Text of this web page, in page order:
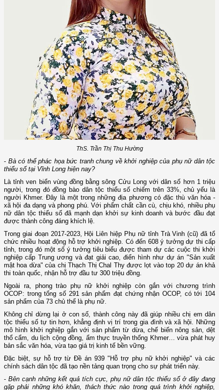
ThS. Trần Thị Thu Hường
- Bà có thể phác họa bức tranh chung về khởi nghiệp của phụ nữ dân tộc
thiểu số tại Vĩnh Long hiện nay?
Là tỉnh ven biển vùng đồng bằng sông Cửu Long với dân số hơn 1 triệu
người, trong đó đồng bào dân tộc thiểu số chiếm trên 33%, chủ yếu là
người Khmer. Đây là một trong những địa phương có đặc thù văn hóa -
xã hội đa dạng và phong phú. Với phẩm chất cần cù, chịu khó, nhiều phụ
nữ dân tộc thiểu số đã mạnh dạn khởi sự kinh doanh và bước đầu đạt
được thành công đáng khích lệ.
Trong giai đoạn 2017-2023, Hội Liên hiệp Phụ nữ tỉnh Trà Vinh (cũ) đã tổ
chức nhiều hoạt động hỗ trợ khởi nghiệp. Có đến 608 ý tưởng dự thi cấp
tỉnh, trong đó một số ý tưởng tiêu biểu được tham dự các cuộc thi khởi
nghiệp cấp Trung ương và đạt giải cao, điển hình như dự án "Sản xuất
mật hoa dừa" của chị Thạch Thị Chal Thy được lọt vào top 20 dự án khả
thi toàn quốc, nhận hỗ trợ đầu tư 300 triệu đồng.
Ngoài ra, phong trào phụ nữ khởi nghiệp còn gắn với chương trình
OCOP: trong tổng số 291 sản phẩm đạt chứng nhận OCOP, có tới 104
sản phẩm của 73 chủ thể là phụ nữ.
Không chỉ dừng lại ở con số, thành công này đã giúp nhiều chị em dân
tộc thiểu số tự tin hơn, khẳng định vị trí trong gia đình và xã hội. Những
mô hình khởi nghiệp gắn với sản phẩm từ dừa, chế biến nông sản, dệt
thổ cẩm, du lịch cộng đồng, ẩm thực truyền thống Khmer… vừa phát huy
bản sắc văn hóa, vừa tạo giá trị kinh tế bền vững.
Đặc biệt, sự hỗ trợ từ Đề án 939 "Hỗ trợ phụ nữ khởi nghiệp" và các
chính sách dân tộc đã tạo nền tảng quan trọng cho sự phát triển này.
- Bên cạnh những kết quả tích cực, phụ nữ dân tộc thiểu số ở đây đang
gặp phải những khó khăn, thách thức nào trong quá trình khởi nghiệp,